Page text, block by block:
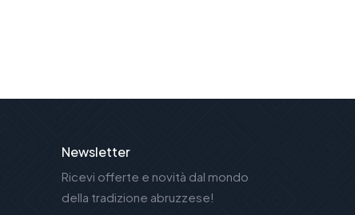
Newsletter
Ricevi offerte e novità dal mondo
della tradizione abruzzese!